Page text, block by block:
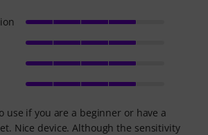
use if you are a beginner or have a
Nice device. Although the sensitivity